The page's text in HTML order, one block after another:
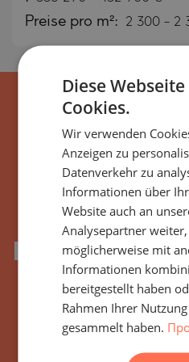
Preise pro m²: 2 300 - 2
Neuigkeiten,
neuen
Gebäudes/
Diese
Cookies.
Wir verwenden
Anzeigen zu
Datenverkehr zu
Informationen über
Website auch an
Analysepartner
möglicherweise mit
Informationen
bereitgestellt haben
Rahmen Ihrer
gesammelt haben.